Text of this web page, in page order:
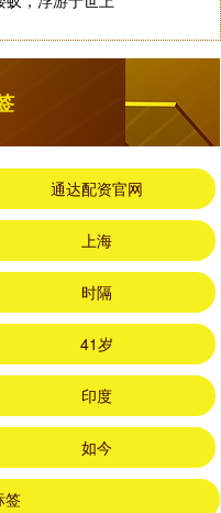
通达配资官网
上海
时隔
41岁
印度
如今
签